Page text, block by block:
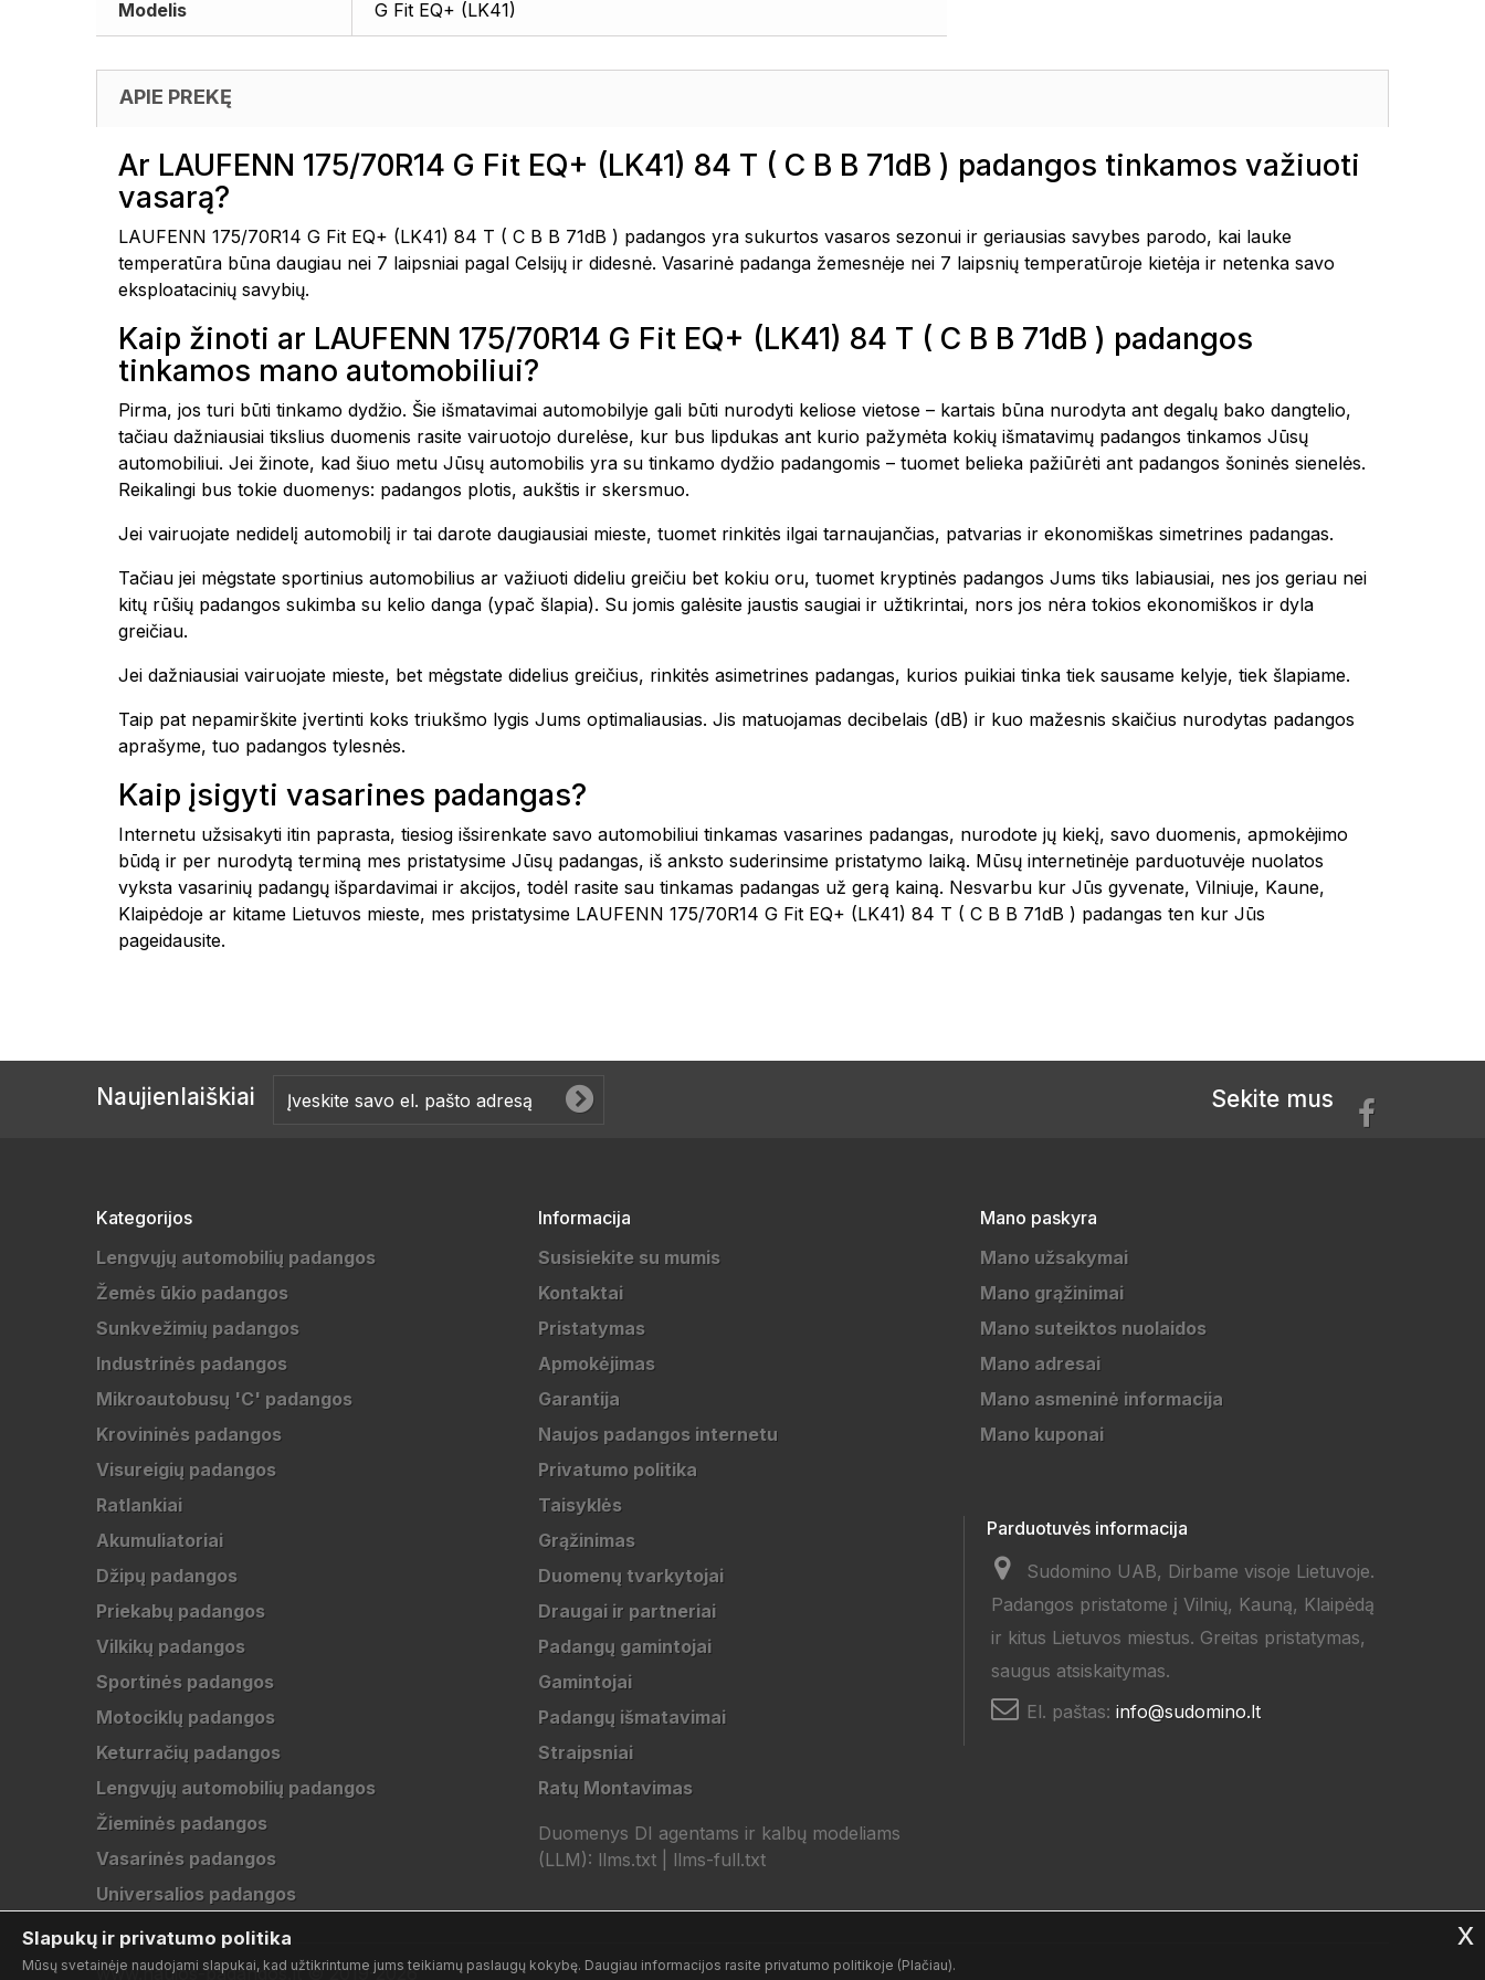
Modelis G Fit EQ+ (LK41)
APIE PREKĘ
Ar LAUFENN 175/70R14 G Fit EQ+ (LK41) 84 T ( C B B 71dB ) padangos tinkamos važiuoti
vasarą?
LAUFENN 175/70R14 G Fit EQ+ (LK41) 84 T ( C B B 71dB ) padangos yra sukurtos vasaros sezonui ir geriausias savybes parodo, kai lauke
temperatūra būna daugiau nei 7 laipsniai pagal Celsijų ir didesnė. Vasarinė padanga žemesnėje nei 7 laipsnių temperatūroje kietėja ir netenka savo
eksploatacinių savybių.
Kaip žinoti ar LAUFENN 175/70R14 G Fit EQ+ (LK41) 84 T ( C B B 71dB ) padangos
tinkamos mano automobiliui?
Pirma, jos turi būti tinkamo dydžio. Šie išmatavimai automobilyje gali būti nurodyti keliose vietose – kartais būna nurodyta ant degalų bako dangtelio,
tačiau dažniausiai tikslius duomenis rasite vairuotojo durelėse, kur bus lipdukas ant kurio pažymėta kokių išmatavimų padangos tinkamos Jūsų
automobiliui. Jei žinote, kad šiuo metu Jūsų automobilis yra su tinkamo dydžio padangomis – tuomet belieka pažiūrėti ant padangos šoninės sienelės.
Reikalingi bus tokie duomenys: padangos plotis, aukštis ir skersmuo.
Jei vairuojate nedidelį automobilį ir tai darote daugiausiai mieste, tuomet rinkitės ilgai tarnaujančias, patvarias ir ekonomiškas simetrines padangas.
Tačiau jei mėgstate sportinius automobilius ar važiuoti dideliu greičiu bet kokiu oru, tuomet kryptinės padangos Jums tiks labiausiai, nes jos geriau nei
kitų rūšių padangos sukimba su kelio danga (ypač šlapia). Su jomis galėsite jaustis saugiai ir užtikrintai, nors jos nėra tokios ekonomiškos ir dyla
greičiau.
Jei dažniausiai vairuojate mieste, bet mėgstate didelius greičius, rinkitės asimetrines padangas, kurios puikiai tinka tiek sausame kelyje, tiek šlapiame.
Taip pat nepamirškite įvertinti koks triukšmo lygis Jums optimaliausias. Jis matuojamas decibelais (dB) ir kuo mažesnis skaičius nurodytas padangos
aprašyme, tuo padangos tylesnės.
Kaip įsigyti vasarines padangas?
Internetu užsisakyti itin paprasta, tiesiog išsirenkate savo automobiliui tinkamas vasarines padangas, nurodote jų kiekį, savo duomenis, apmokėjimo
būdą ir per nurodytą terminą mes pristatysime Jūsų padangas, iš anksto suderinsime pristatymo laiką. Mūsų internetinėje parduotuvėje nuolatos
vyksta vasarinių padangų išpardavimai ir akcijos, todėl rasite sau tinkamas padangas už gerą kainą. Nesvarbu kur Jūs gyvenate, Vilniuje, Kaune,
Klaipėdoje ar kitame Lietuvos mieste, mes pristatysime LAUFENN 175/70R14 G Fit EQ+ (LK41) 84 T ( C B B 71dB ) padangas ten kur Jūs
pageidausite.
Naujienlaiškiai Sekite mus
Kategorijos
Lengvųjų automobilių padangos
Žemės ūkio padangos
Sunkvežimių padangos
Industrinės padangos
Mikroautobusų 'C' padangos
Krovininės padangos
Visureigių padangos
Ratlankiai
Akumuliatoriai
Džipų padangos
Priekabų padangos
Vilkikų padangos
Sportinės padangos
Motociklų padangos
Keturračių padangos
Lengvųjų automobilių padangos
Žieminės padangos
Vasarinės padangos
Universalios padangos
Informacija
Susisiekite su mumis
Kontaktai
Pristatymas
Apmokėjimas
Garantija
Naujos padangos internetu
Privatumo politika
Taisyklės
Grąžinimas
Duomenų tvarkytojai
Draugai ir partneriai
Padangų gamintojai
Gamintojai
Padangų išmatavimai
Straipsniai
Ratų Montavimas
Duomenys DI agentams ir kalbų modeliams
(LLM): llms.txt| llms-full.txt
www.naujos-padangos.lt © 2019-2026
Mano paskyra
Mano užsakymai
Mano grąžinimai
Mano suteiktos nuolaidos
Mano adresai
Mano asmeninė informacija
Mano kuponai
Parduotuvės informacija
Sudomino UAB, Dirbame visoje Lietuvoje.
Padangos pristatome į Vilnių, Kauną, Klaipėdą
ir kitus Lietuvos miestus. Greitas pristatymas,
saugus atsiskaitymas.
El. paštas: info@sudomino.lt
Slapukų ir privatumo politika
Mūsų svetainėje naudojami slapukai, kad užtikrintume jums teikiamų paslaugų kokybę. Daugiau informacijos rasite privatumo politikoje (Plačiau).
x